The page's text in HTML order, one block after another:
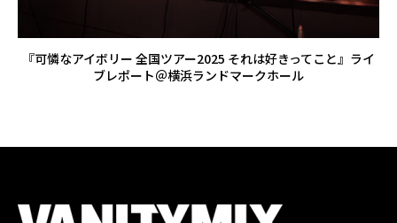
『可憐なアイボリー 全国ツアー2025 それは好きってこと』ライ
ブレポート＠横浜ランドマークホール